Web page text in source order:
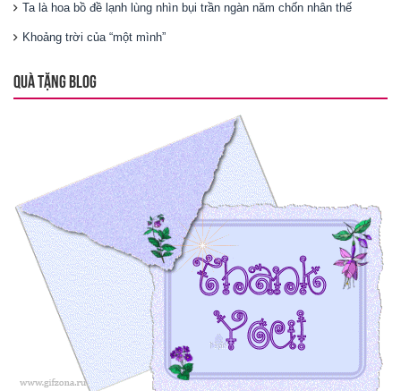
Ta là hoa bồ đề lạnh lùng nhìn bụi trần ngàn năm chốn nhân thế
Khoảng trời của “một mình”
QUÀ TẶNG BLOG